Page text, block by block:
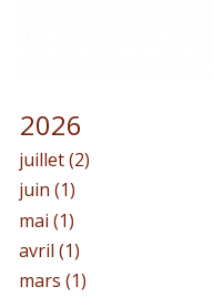
2026
juillet (2)
juin (1)
mai (1)
avril (1)
mars (1)